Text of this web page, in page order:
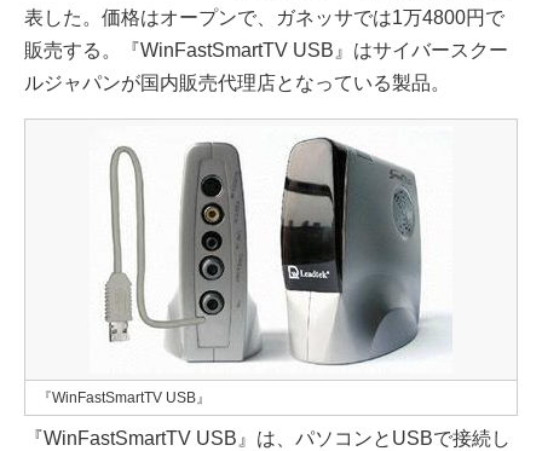
表した。価格はオープンで、ガネッサでは1万4800円で
販売する。『WinFastSmartTV USB』はサイバースクー
ルジャパンが国内販売代理店となっている製品。
『WinFastSmartTV USB』
『WinFastSmartTV USB』は、パソコンとUSBで接続し